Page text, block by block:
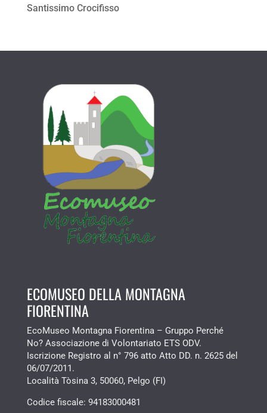
Santissimo Crocifisso
ECOMUSEO DELLA MONTAGNA
FIORENTINA
EcoMuseo Montagna Fiorentina – Gruppo Perché
No? Associazione di Volontariato ETS ODV.
Iscrizione Registro al n° 796 atto Atto DD. n. 2625 del
06/07/2011.
Località Tòsina 3, 50060, Pelgo (FI)
Codice fiscale: 94183000481